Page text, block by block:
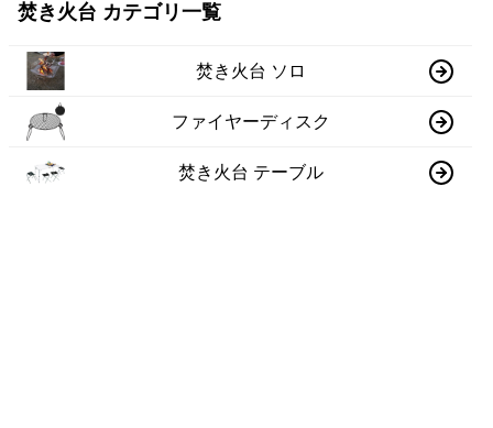
焚き火台 カテゴリ一覧
焚き火台 ソロ
ファイヤーディスク
焚き火台 テーブル